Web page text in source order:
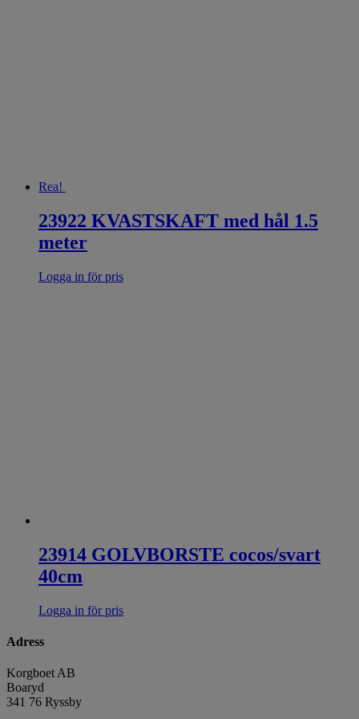
Rea!
23922 KVASTSKAFT med hål 1.5
meter
Logga in för pris
23914 GOLVBORSTE cocos/svart
40cm
Logga in för pris
Adress
Korgboet AB
Boaryd
341 76 Ryssby